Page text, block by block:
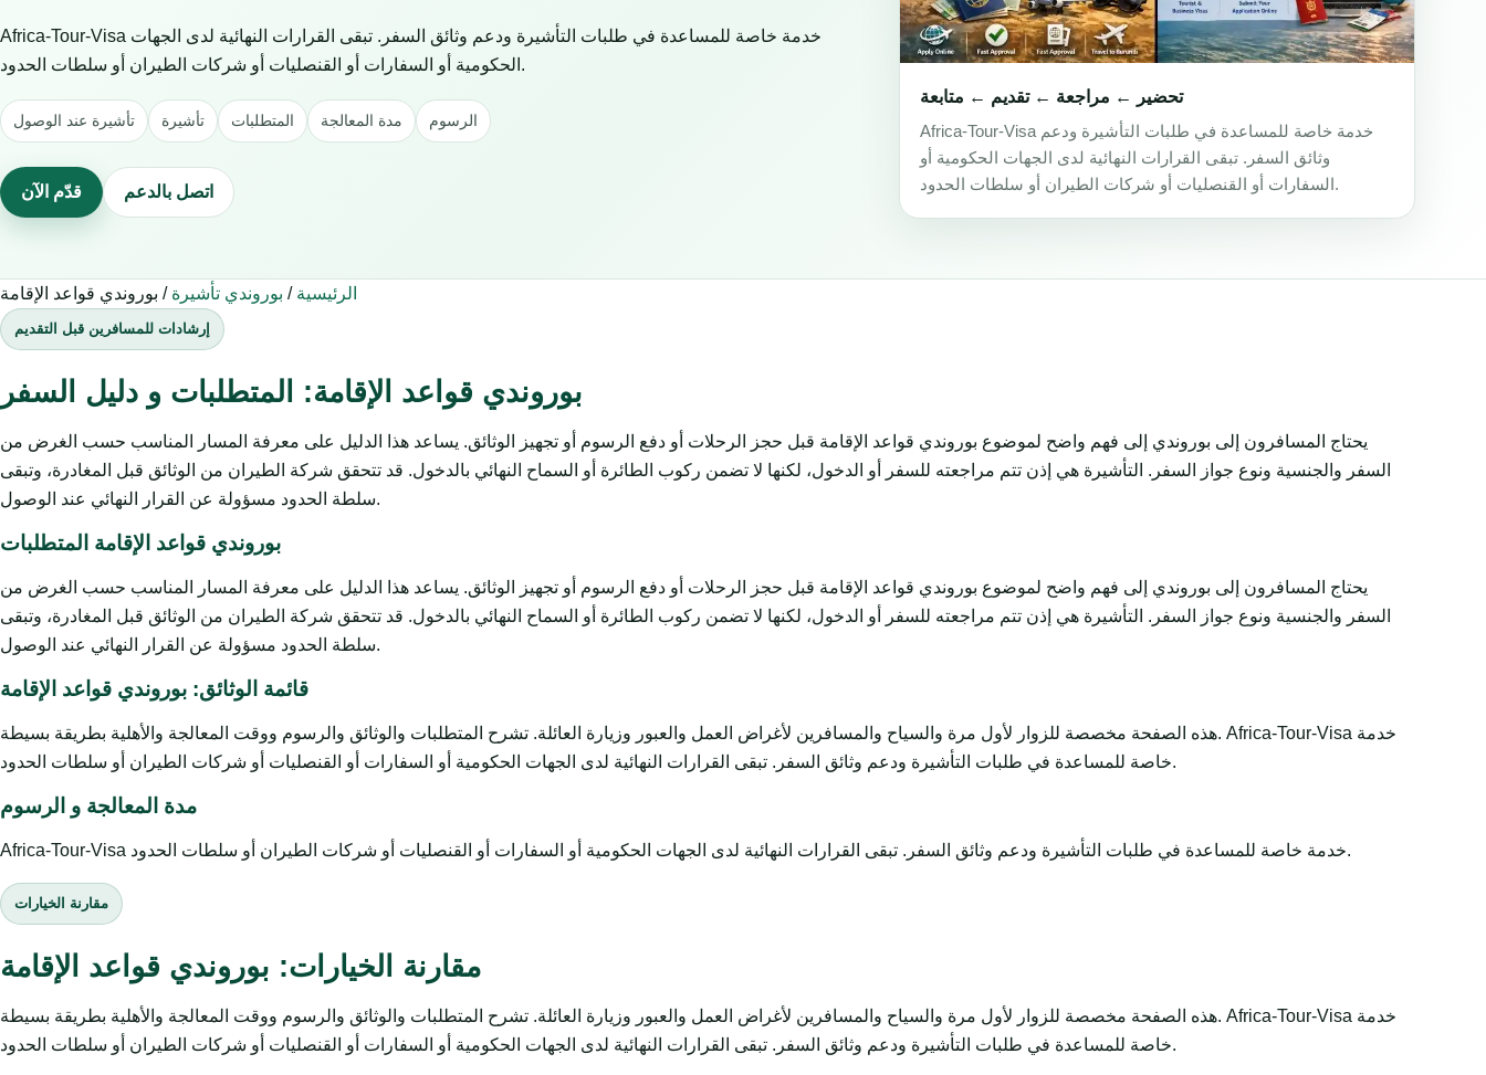
Africa-Tour-Visa خدمة خاصة للمساعدة في طلبات التأشيرة ودعم وثائق السفر. تبقى القرارات النهائية لدى الجهات
الحكومية أو السفارات أو القنصليات أو شركات الطيران أو سلطات الحدود.
تأشيرة عند الوصول تأشيرة المتطلبات مدة المعالجة الرسوم
قدّم الآن اتصل بالدعم
تحضير ← مراجعة ← تقديم ← متابعة
Africa-Tour-Visa خدمة خاصة للمساعدة في طلبات التأشيرة ودعم
وثائق السفر. تبقى القرارات النهائية لدى الجهات الحكومية أو
السفارات أو القنصليات أو شركات الطيران أو سلطات الحدود.
الرئيسية / بوروندي تأشيرة / بوروندي قواعد الإقامة
إرشادات للمسافرين قبل التقديم
بوروندي قواعد الإقامة: المتطلبات و دليل السفر
يحتاج المسافرون إلى بوروندي إلى فهم واضح لموضوع بوروندي قواعد الإقامة قبل حجز الرحلات أو دفع الرسوم أو تجهيز الوثائق. يساعد هذا الدليل على معرفة المسار المناسب حسب الغرض من
السفر والجنسية ونوع جواز السفر. التأشيرة هي إذن تتم مراجعته للسفر أو الدخول، لكنها لا تضمن ركوب الطائرة أو السماح النهائي بالدخول. قد تتحقق شركة الطيران من الوثائق قبل المغادرة، وتبقى
سلطة الحدود مسؤولة عن القرار النهائي عند الوصول.
بوروندي قواعد الإقامة المتطلبات
يحتاج المسافرون إلى بوروندي إلى فهم واضح لموضوع بوروندي قواعد الإقامة قبل حجز الرحلات أو دفع الرسوم أو تجهيز الوثائق. يساعد هذا الدليل على معرفة المسار المناسب حسب الغرض من
السفر والجنسية ونوع جواز السفر. التأشيرة هي إذن تتم مراجعته للسفر أو الدخول، لكنها لا تضمن ركوب الطائرة أو السماح النهائي بالدخول. قد تتحقق شركة الطيران من الوثائق قبل المغادرة، وتبقى
سلطة الحدود مسؤولة عن القرار النهائي عند الوصول.
قائمة الوثائق: بوروندي قواعد الإقامة
هذه الصفحة مخصصة للزوار لأول مرة والسياح والمسافرين لأغراض العمل والعبور وزيارة العائلة. تشرح المتطلبات والوثائق والرسوم ووقت المعالجة والأهلية بطريقة بسيطة. Africa-Tour-Visa خدمة
خاصة للمساعدة في طلبات التأشيرة ودعم وثائق السفر. تبقى القرارات النهائية لدى الجهات الحكومية أو السفارات أو القنصليات أو شركات الطيران أو سلطات الحدود.
مدة المعالجة و الرسوم
Africa-Tour-Visa خدمة خاصة للمساعدة في طلبات التأشيرة ودعم وثائق السفر. تبقى القرارات النهائية لدى الجهات الحكومية أو السفارات أو القنصليات أو شركات الطيران أو سلطات الحدود.
مقارنة الخيارات
مقارنة الخيارات: بوروندي قواعد الإقامة
هذه الصفحة مخصصة للزوار لأول مرة والسياح والمسافرين لأغراض العمل والعبور وزيارة العائلة. تشرح المتطلبات والوثائق والرسوم ووقت المعالجة والأهلية بطريقة بسيطة. Africa-Tour-Visa خدمة
خاصة للمساعدة في طلبات التأشيرة ودعم وثائق السفر. تبقى القرارات النهائية لدى الجهات الحكومية أو السفارات أو القنصليات أو شركات الطيران أو سلطات الحدود.